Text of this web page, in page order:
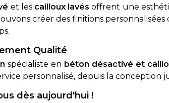
et les cailloux lavés offrent une
créer des finitions
Qualité
spécialiste en béton désactivé et
personnalisé, depuis la
dès aujourd'hui !